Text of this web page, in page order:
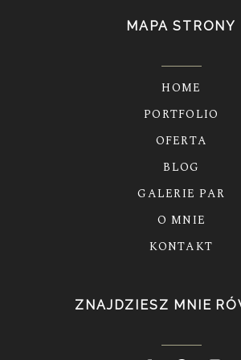
MAPA STRONY
HOME
PORTFOLIO
OFERTA
BLOG
GALERIE PAR
O MNIE
KONTAKT
ZNAJDZIESZ MNIE